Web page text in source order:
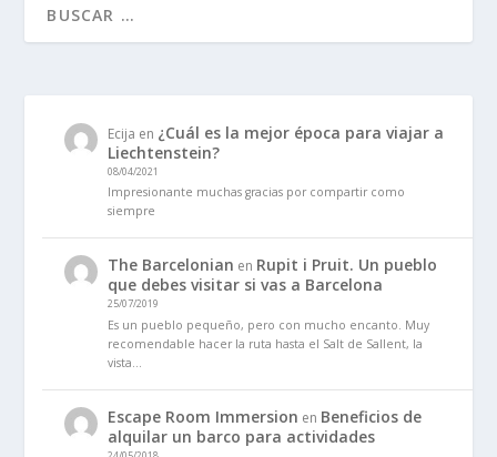
Ecija en ¿Cuál es la mejor época para viajar a
Liechtenstein?
08/04/2021
Impresionante muchas gracias por compartir como
siempre
The Barcelonian en Rupit i Pruit. Un pueblo
que debes visitar si vas a Barcelona
25/07/2019
Es un pueblo pequeño, pero con mucho encanto. Muy
recomendable hacer la ruta hasta el Salt de Sallent, la
vista…
Escape Room Immersion en Beneficios de
alquilar un barco para actividades